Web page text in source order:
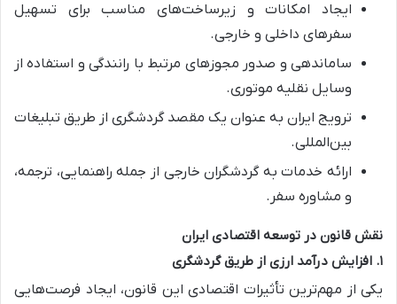
ایجاد امکانات و زیرساخت‌های مناسب برای تسهیل
سفرهای داخلی و خارجی.
ساماندهی و صدور مجوزهای مرتبط با رانندگی و استفاده از
وسایل نقلیه موتوری.
ترویج ایران به عنوان یک مقصد گردشگری از طریق تبلیغات
بین‌المللی.
ارائه خدمات به گردشگران خارجی از جمله راهنمایی، ترجمه،
و مشاوره سفر.
نقش قانون در توسعه اقتصادی ایران
۱. افزایش درآمد ارزی از طریق گردشگری
یکی از مهم‌ترین تأثیرات اقتصادی این قانون، ایجاد فرصت‌هایی